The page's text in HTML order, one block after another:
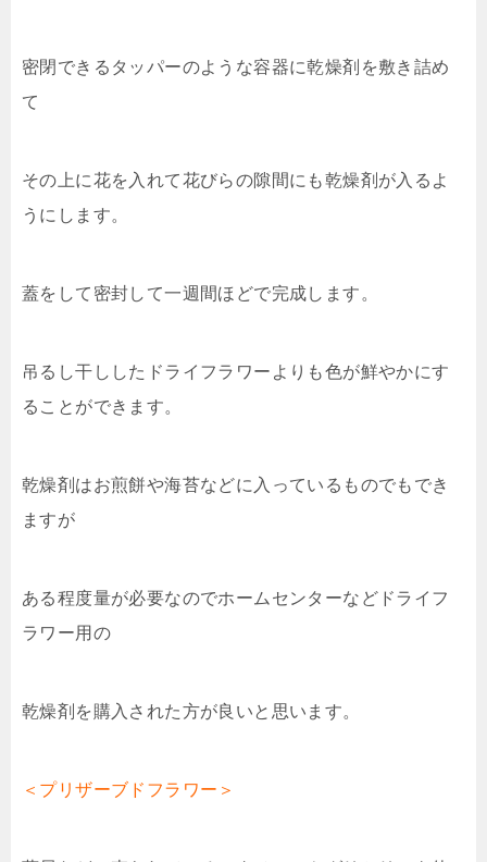
密閉できるタッパーのような容器に乾燥剤を敷き詰め
て
その上に花を入れて花びらの隙間にも乾燥剤が入るよ
うにします。
蓋をして密封して一週間ほどで完成します。
吊るし干ししたドライフラワーよりも色が鮮やかにす
ることができます。
乾燥剤はお煎餅や海苔などに入っているものでもでき
ますが
ある程度量が必要なのでホームセンターなどドライフ
ラワー用の
乾燥剤を購入された方が良いと思います。
＜プリザーブドフラワー＞